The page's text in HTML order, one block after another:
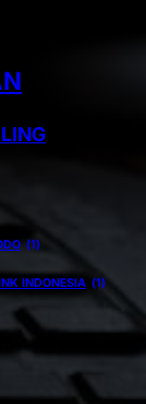
(1)
INDONESIA (1)